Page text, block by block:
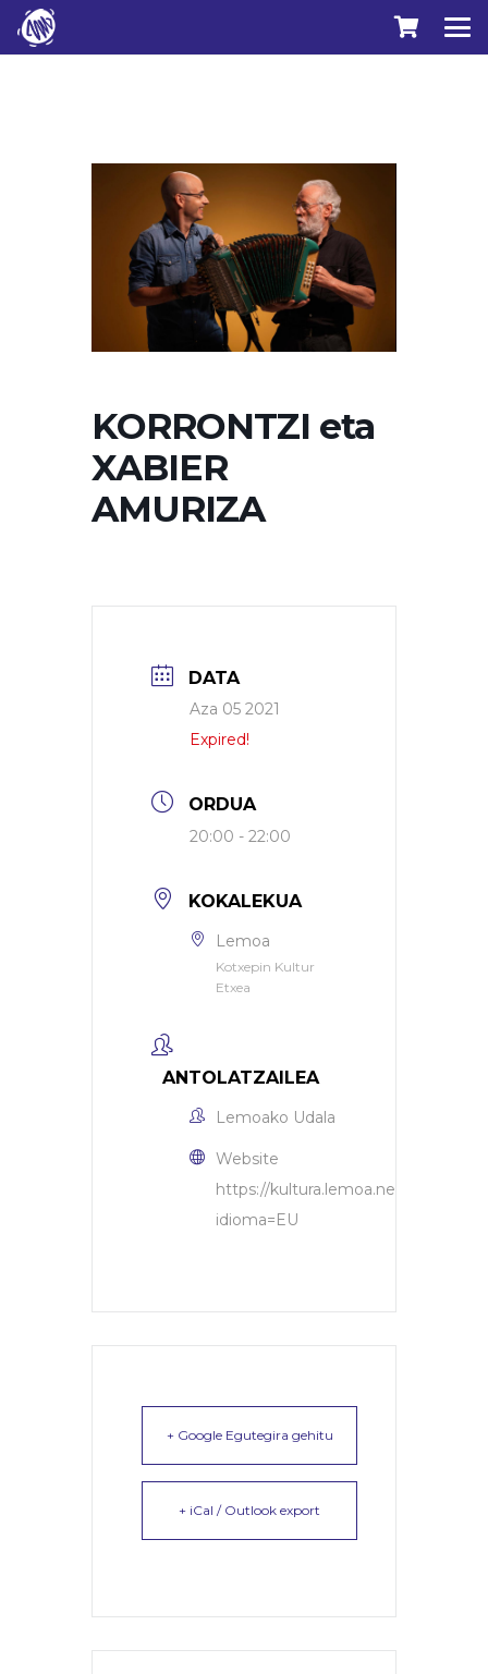
KORRONTZI eta
XABIER
AMURIZA
DATA
Aza 05 2021
Expired!
ORDUA
20:00 - 22:00
KOKALEKUA
Lemoa
Kotxepin Kultur
Etxea
ANTOLATZAILEA
Lemoako Udala
Website
https://kultura.lemoa.net/sarrerak/?
idioma=EU
+ Google Egutegira gehitu
+ iCal / Outlook export